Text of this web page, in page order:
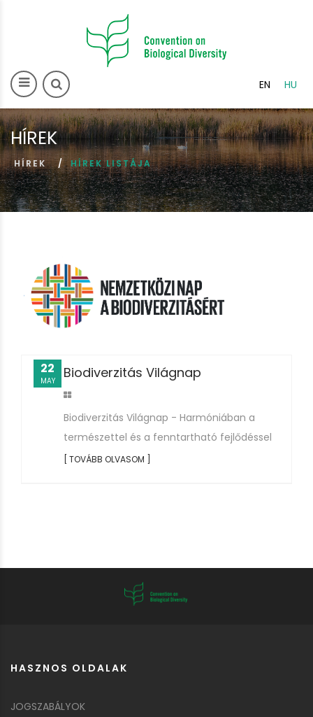
EN HU
HÍREK
HÍREK HÍREK LISTÁJA
Biodiverzitás Világnap
Biodiverzitás Világnap - Harmóniában a
természettel és a fenntartható fejlődéssel
[ TOVÁBB OLVASOM ]
22
MAY
HASZNOS OLDALAK
JOGSZABÁLYOK